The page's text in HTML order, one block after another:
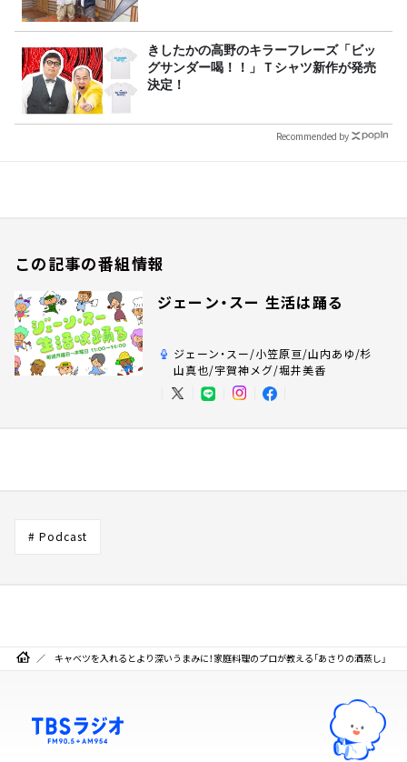
きしたかの高野のキラーフレーズ「ビッ
グサンダー喝！！」Ｔシャツ新作が発売
決定！
Recommended by
この記事の番組情報
ジェーン・スー 生活は踊る
ジェーン・スー/小笠原亘/山内あゆ/杉
山真也/宇賀神メグ/堀井美香
# Podcast
キャベツを入れるとより深いうまみに！家庭料理のプロが教える「あさりの酒蒸し」